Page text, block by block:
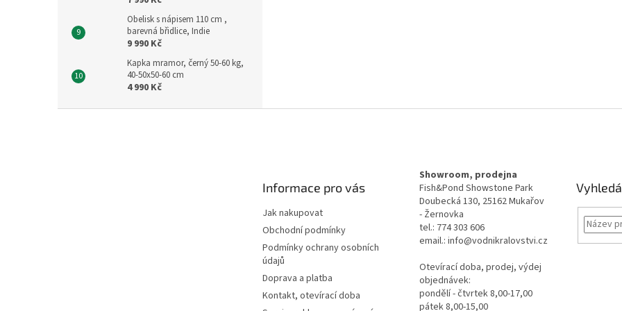
Obelisk s nápisem 110 cm ,
barevná břidlice, Indie
9 990 Kč
Kapka mramor, černý 50-60 kg,
40-50x50-60 cm
4 990 Kč
Informace pro vás
Jak nakupovat
Obchodní podmínky
Podmínky ochrany osobních
údajů
Doprava a platba
Kontakt, otevírací doba
Showroom, prodejna
Fish&Pond Showstone Park
Doubecká 130, 25162 Mukařov
- Žernovka
tel.: 774 303 606
email.: info@vodnikralovstvi.cz
Otevírací doba, prodej, výdej
objednávek:
pondělí - čtvrtek 8,00-17,00
pátek 8,00-15,00